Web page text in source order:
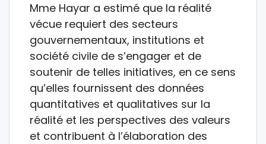
Mme Hayar a estimé que la réalité
vécue requiert des secteurs
gouvernementaux, institutions et
société civile de s’engager et de
soutenir de telles initiatives, en ce sens
qu’elles fournissent des données
quantitatives et qualitatives sur la
réalité et les perspectives des valeurs
et contribuent à l’élaboration des